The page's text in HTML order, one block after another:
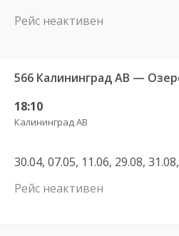
Рейс неактивен
18:10
Калининград АВ
30.04, 07.05, 11.06, 29.08,
Рейс неактивен